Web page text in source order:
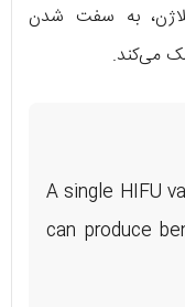
کلاژن، به سفت شدن
می‌کند.
A single HIFU
can produce